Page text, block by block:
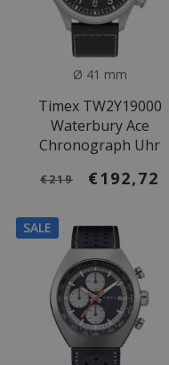
Ø 41 mm
Timex TW2Y19000
Waterbury Ace
Chronograph Uhr
€219 €192,72
SALE